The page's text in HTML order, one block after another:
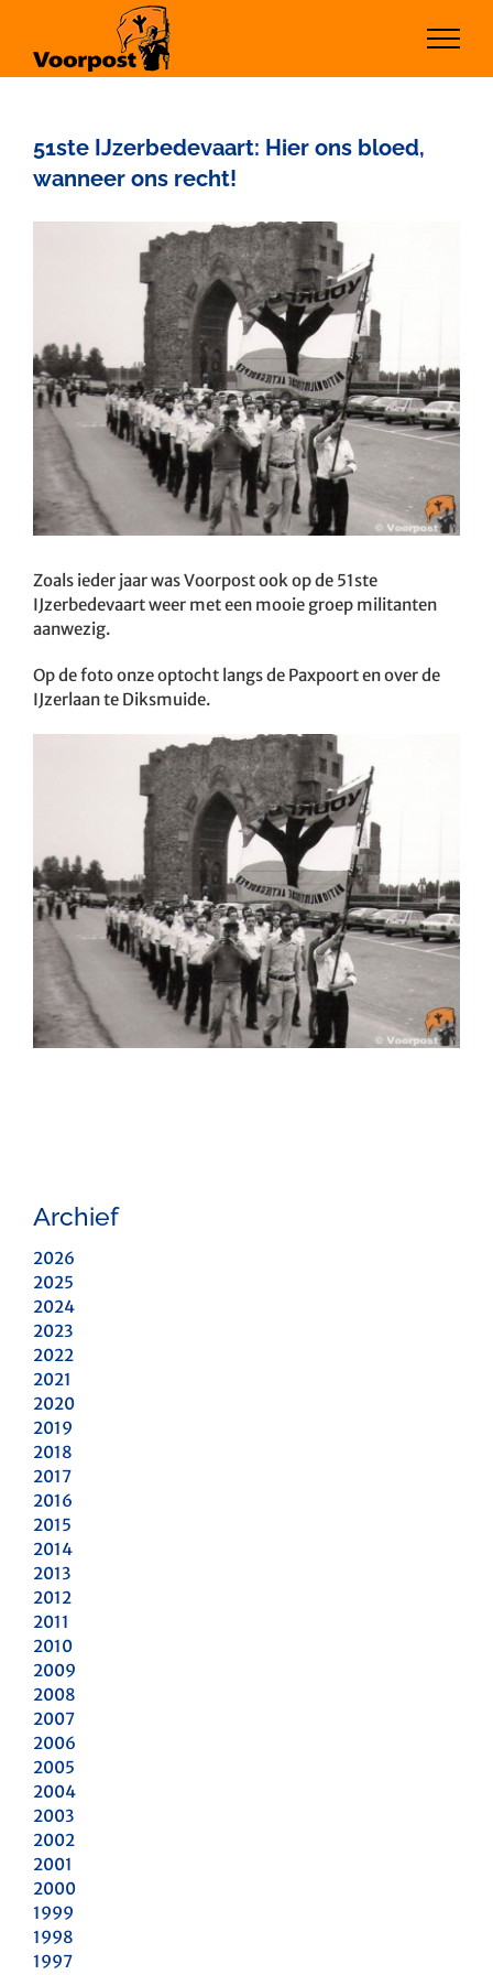
inhoud
51ste IJzerbedevaart: Hier ons bloed,
wanneer ons recht!
Zoals ieder jaar was Voorpost ook op de 51ste
IJzerbedevaart weer met een mooie groep militanten
aanwezig.
Op de foto onzeoptocht langs de Paxpoort en over de
IJzerlaan te Diksmuide.
Archief
2026
2025
2024
2023
2022
2021
2020
2019
2018
2017
2016
2015
2014
2013
2012
2011
2010
2009
2008
2007
2006
2005
2004
2003
2002
2001
2000
1999
1998
1997